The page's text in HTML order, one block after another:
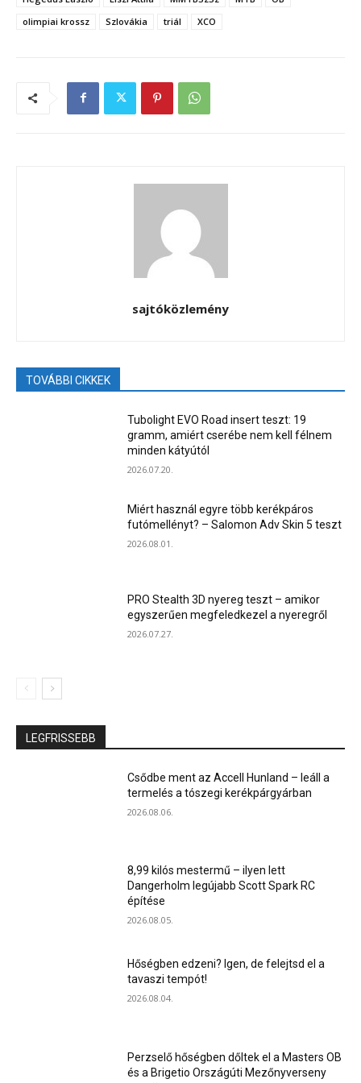
olimpiai krossz
Szlovákia triál XCO
sajtóközlemény
TOVÁBBI CIKKEK
Tubolight EVO Road insert teszt: 19
gramm, amiért cserébe nem kell félnem
minden kátyútól
2026.07.20.
Miért használ egyre több kerékpáros
futómellényt? – Salomon Adv Skin 5 teszt
2026.08.01.
PRO Stealth 3D nyereg teszt – amikor
egyszerűen megfeledkezel a nyeregről
2026.07.27.
LEGFRISSEBB
Csődbe ment az Accell Hunland – leáll a
termelés a tószegi kerékpárgyárban
2026.08.06.
8,99 kilós mestermű – ilyen lett
Dangerholm legújabb Scott Spark RC
építése
2026.08.05.
Hőségben edzeni? Igen, de felejtsd el a
tavaszi tempót!
2026.08.04.
Perzselő hőségben dőltek el a Masters OB
és a Brigetio Országúti Mezőnyverseny